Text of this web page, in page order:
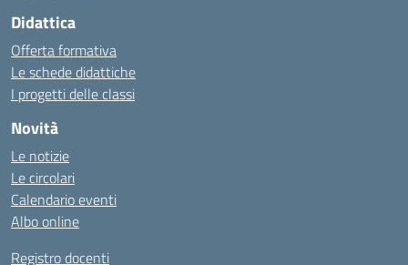
Didattica
Offerta formativa
Le schede didattiche
I progetti delle classi
Novità
Le notizie
Le circolari
Calendario eventi
Albo online
Registro docenti